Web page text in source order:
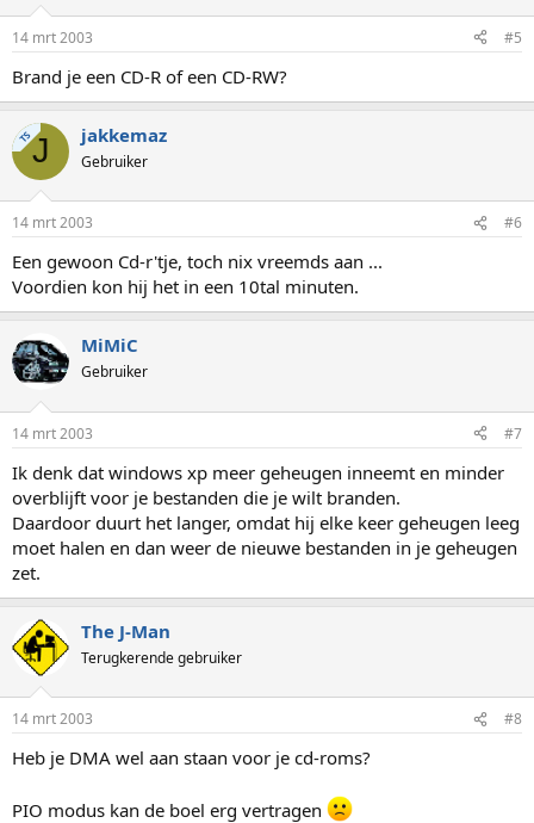
14 mrt 2003 #5
Brand je een CD-R of een CD-RW?
TSJ jakkemaz
Gebruiker
14 mrt 2003 #6
Een gewoon Cd-r'tje, toch nix vreemds aan ...
Voordien kon hij het in een 10tal minuten.
MiMiC
Gebruiker
14 mrt 2003 #7
Ik denk dat windows xp meer geheugen inneemt en minder
overblijft voor je bestanden die je wilt branden.
Daardoor duurt het langer, omdat hij elke keer geheugen leeg
moet halen en dan weer de nieuwe bestanden in je geheugen
zet.
The J-Man
Terugkerende gebruiker
14 mrt 2003 #8
Heb je DMA wel aan staan voor je cd-roms?
PIO modus kan de boel erg vertragen